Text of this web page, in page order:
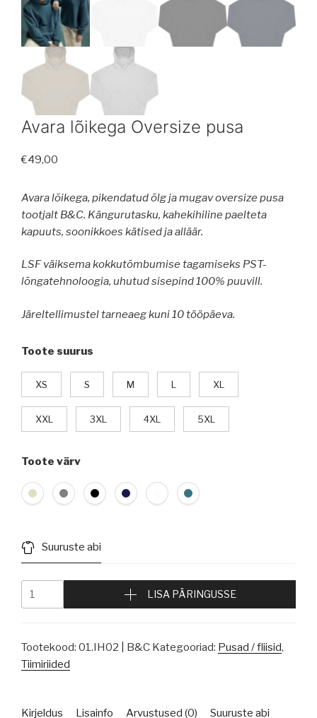
Avara lõikega Oversize pusa
€49,00
Avara lõikega, pikendatud õlg ja mugav oversize pusa
tootjalt B&C. Kängurutasku, kahekihiline paelteta
kapuuts, soonikkoes kätised ja alläär.
LSF väiksema kokkutõmbumise tagamiseks PST-
lõngatehnoloogia, uhutud sisepind 100% puuvill.
Järeltellimustel tarneaeg kuni 10 tööpäeva.
Toote suurus
XS S M L XL
XXL 3XL 4XL 5XL
Toote värv
Suuruste abi
LISA PÄRINGUSSE
Tootekood: 01.IH02 | B&C Kategooriad: Pusad / fliisid,
Tiimiriided
Kirjeldus Lisainfo Arvustused (0) Suuruste abi